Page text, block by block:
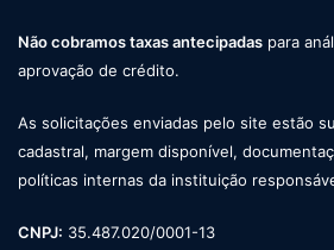
Não cobramos taxas antecipadas para
aprovação de crédito.
As solicitações enviadas pelo site estão
cadastral, margem disponível,
políticas internas da instituição
CNPJ: 35.487.020/0001-13